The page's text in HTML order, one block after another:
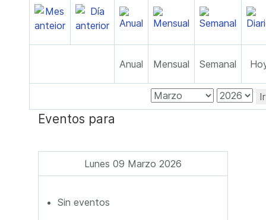
Anual Mensual Semanal
Eventos para
Lunes 09 Marzo 2026
Sin eventos